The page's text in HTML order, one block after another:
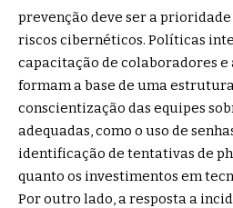
prevenção deve ser a
riscos cibernéticos. Políticas
capacitação de colaboradores
formam a base de uma
conscientização das equipes
adequadas, como o uso de
identificação de tentativas de
quanto os investimentos em
Por outro lado, a resposta a